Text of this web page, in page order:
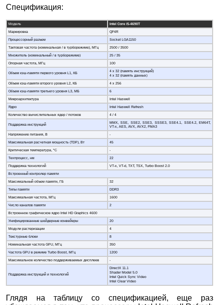
Спецификация:
Модель
Intel Core i5-4690T
Маркировка
QF4R
Процессорный разъем
Socket LGA1150
Тактовая частота (номинальная / в турборежиме), МГц
2500 / 3500
Множитель (номинальный / в турборежиме)
25 / 35
Опорная частота, МГц
100
Объем кэш-памяти первого уровня L1, КБ
4 х 32 (память инструкций)
4 х 32 (память данных)
Объем кэш-памяти второго уровня L2, КБ
4 х 256
Объем кэш-памяти третьего уровня L3, МБ
6
Микроархитектура
Intel Haswell
Ядро
Intel Haswell Refresh
Количество вычислительных ядер / потоков
4 / 4
Поддержка инструкций
MMX, SSE, SSE2, SSE3, SSSE3, SSE4.1, SSE4.2, EM64T,
VT-x, AES, AVX, AVX2, FMA3
Напряжение питания, В
-
Максимальная расчетная мощность (TDP), Вт
45
Критическая температура, °C
-
Техпроцесс, нм
22
Поддержка технологий
VT-x, VT-d, TXT, TSX, Turbo Boost 2.0
Встроенный контролер памяти
Максимальный объем памяти, ГБ
32
Типы памяти
DDR3
Максимальная частота, МГц
1600
Число каналов памяти
2
Встроенное графическое ядро Intel HD Graphics 4600
Унифицированные шейдерные конвейеры
20
Модули растеризации
4
Текстурные блоки
8
Номинальная частота GPU, МГц
350
Частота GPU в режиме Turbo Boost, МГц
1200
Максимальное количество поддерживаемых дисплеев
-
Поддержка инструкций и технологий
DirectX 11.1
Shader Model 5.0
Intel Quick Sync Video
Intel Clear Video
Глядя на таблицу со спецификацией, еще раз